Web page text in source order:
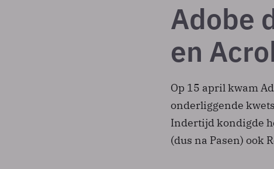
Adobe
en
Op 15 april kwam
onderliggende
Indertijd kondigde
(dus na Pasen) ook